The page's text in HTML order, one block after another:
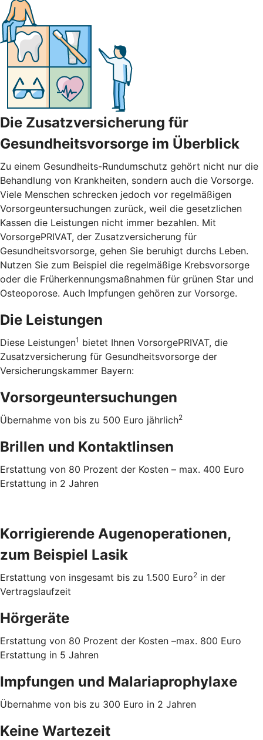
Die Zusatzversicherung für
Gesundheitsvorsorge im Überblick
Zu einem Gesundheits-Rundumschutz gehört nicht nur die
Behandlung von Krankheiten, sondern auch die Vorsorge.
Viele Menschen schrecken jedoch vor regelmäßigen
Vorsorgeuntersuchungen zurück, weil die gesetzlichen
Kassen die Leistungen nicht immer bezahlen. Mit
VorsorgePRIVAT, der Zusatzversicherung für
Gesundheitsvorsorge, gehen Sie beruhigt durchs Leben.
Nutzen Sie zum Beispiel die regelmäßige Krebsvorsorge
oder die Früherkennungsmaßnahmen für grünen Star und
Osteoporose. Auch Impfungen gehören zur Vorsorge.
Die Leistungen
Diese Leistungen1 bietet Ihnen VorsorgePRIVAT, die
Zusatzversicherung für Gesundheitsvorsorge der
Versicherungskammer Bayern:
Vorsorgeuntersuchungen
Übernahme von bis zu 500 Euro jährlich2
Brillen und Kontaktlinsen
Erstattung von 80 Prozent der Kosten – max. 400 Euro
Erstattung in 2 Jahren
Korrigierende Augenoperationen,
zum Beispiel Lasik
Erstattung von insgesamt bis zu 1.500 Euro2 in der
Vertragslaufzeit
Hörgeräte
Erstattung von 80 Prozent der Kosten –max. 800 Euro
Erstattung in 5 Jahren
Impfungen und Malariaprophylaxe
Übernahme von bis zu 300 Euro in 2 Jahren
Keine Wartezeit